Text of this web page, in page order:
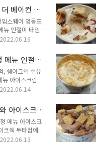
한정 메뉴 인절미
"아, 진짜 이제는
느끼하고 느글거
거 자체가 힘든
아이스크림이
아무리 중간에
었어요. 비유로
베이컨 아
기 06
스퀘어 영등포
뉴 인절미 타임 아
널널했어요.
다면 세 곳까지
면 네 곳도 가
데..." 영등포역
. 영등포역에서
요. 버스를 타고
. 거리상으로는
2022.06.16
메뉴 인절미
여행기 05
, 쉐이크쉑 수유
뉴 아이스크림을
를 더 먹으러 돌
그렇게 무리는 아
봤으니 이제
도 갈까?" 홍대
은 지하철 2호선,
선과 바로 이어
2022.06.14
아이스크
메뉴 아이스크
크쉑 두타점에서
어요. 아직 쉐
2022.06.13